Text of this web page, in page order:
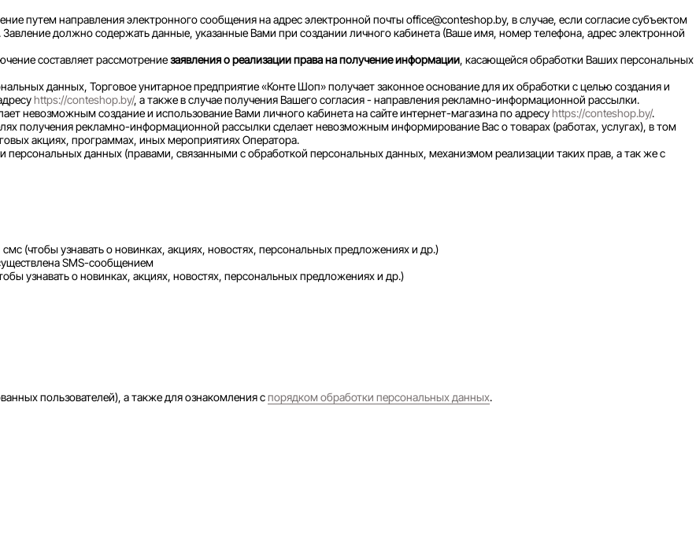
путем направления электронного сообщения на адрес электронной почты office@conteshop.by, в случае, если согласие субъектом
должно содержать данные, указанные Вами при создании личного кабинета (Ваше имя, номер телефона, адрес электронной
составляет рассмотрениезаявления о реализации права на получение информации, касающейся обработки Ваших персональных
данных, Торговое унитарное предприятие «Конте Шоп» получает законное основание для их обработки с целью создания и
https://conteshop.by/, а также в случае получения Вашего согласия - направления рекламно-информационной рассылки.
невозможным создание и использование Вами личного кабинета на сайте интернет-магазина по адресуhttps://conteshop.by/.
получения рекламно-информационной рассылки сделает невозможным информирование Вас о товарах (работах, услугах), в том
акциях, программах, иных мероприятиях Оператора.
данных (правами, связанными с обработкой персональных данных, механизмом реализации таких прав, а так же с
(чтобы узнавать о новинках, акциях, новостях, персональных предложениях и др.)
SMS-сообщением
узнавать о новинках, акциях, новостях, персональных предложениях и др.)
пользователей), а также для ознакомления спорядком обработки персональных данных.